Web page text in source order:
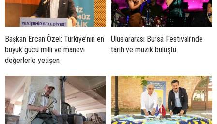
Başkan Ercan Özel: Türkiye’nin en
büyük gücü milli ve manevi
değerlerle yetişen
Uluslararası Bursa Festivali’nde
tarih ve müzik buluştu